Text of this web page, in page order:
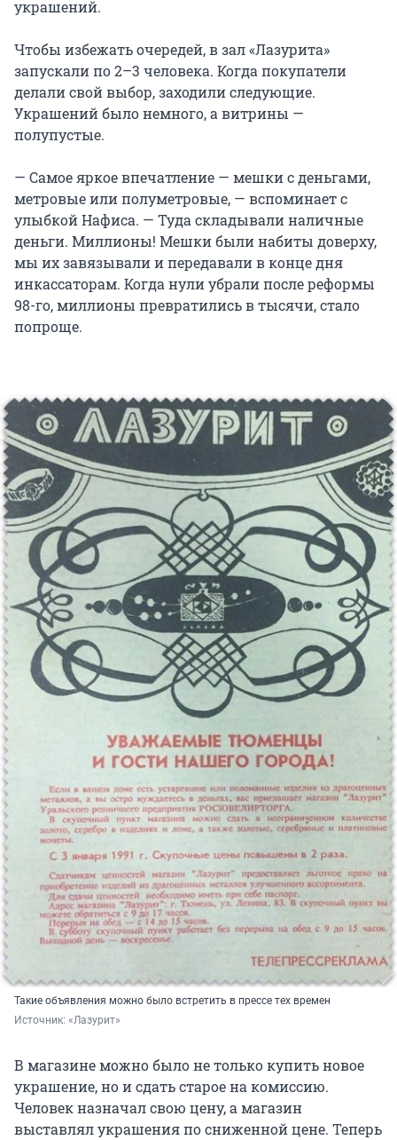
украшений.
Чтобы избежать очередей, в зал «Лазурита»
запускали по2–3 человека. Когда покупатели
делали свой выбор, заходили следующие.
Украшений было немного, а витрины —
полупустые.
— Самое яркое впечатление — мешки с деньгами,
метровые или полуметровые, — вспоминает с
улыбкой Нафиса. — Туда складывали наличные
деньги. Миллионы! Мешки были набиты доверху,
мы их завязывали и передавали в конце дня
инкассаторам. Когда нули убрали после реформы
98-го, миллионы превратились в тысячи, стало
попроще.
Такие объявления можно было встретить в прессе тех времен
Источник: «Лазурит»
В магазине можно было не только купить новое
украшение, но и сдать старое на комиссию.
Человек назначал свою цену, а магазин
выставлял украшения по сниженной цене. Теперь